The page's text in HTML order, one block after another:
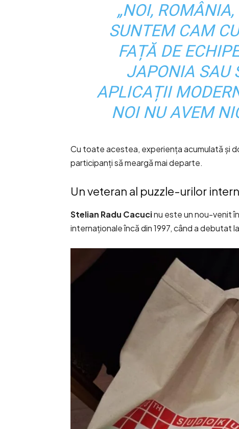
„NOI,
SUNTEM CAM
FAȚĂ DE
JAPONIA SAU
APLICAȚII
NOI NU AVEM
Cu toate acestea, experiența acumulată și
participanți să meargă mai departe.
Un veteran al puzzle-urilor
Stelian Radu Cacucinu este un nou-venit
internaționale încă din 1997, când a debutat